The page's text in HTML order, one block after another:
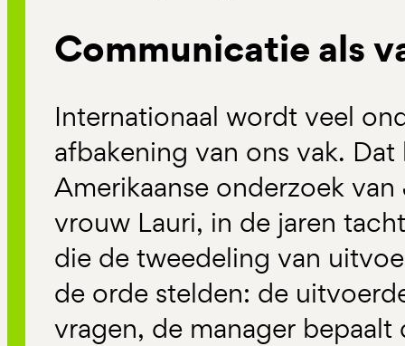
Communicatie als
Internationaal wordt veel
afbakening van ons vak.
Amerikaanse onderzoek
vrouw Lauri, in de jaren
die de tweedeling van
de orde stelden: de
vragen, de manager bepaalt